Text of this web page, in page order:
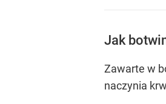
Jak
Zawarte w
naczynia